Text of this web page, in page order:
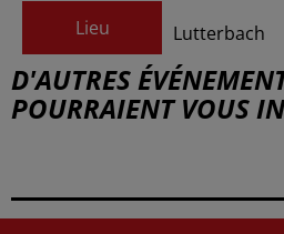
Lieu Lutterbach
D'AUTRES
POURRAIENT VOUS